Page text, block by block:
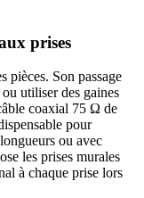
prises
pièces. Son passage
utiliser des gaines
coaxial 75 Ω de
pour
ou avec
les prises murales
à chaque prise lors